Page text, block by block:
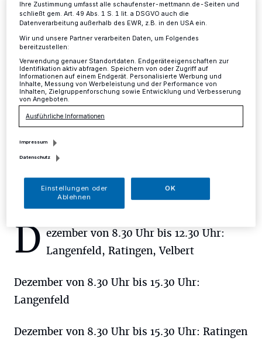
Feiertagen
Kreis·Die Probeentnahmestellen (PCR-Teststellen)
des Kreises haben an den Feiertagen wie folgt
geöffnet:
20.12.2022 , 08:30 Uhr Eine Minute Lesezeit
D ezember von 8.30 Uhr bis 12.30 Uhr:
Langenfeld, Ratingen, Velbert
Dezember von 8.30 Uhr bis 15.30 Uhr:
Langenfeld
Dezember von 8.30 Uhr bis 15.30 Uhr: Ratingen
Ihre Zustimmung umfasst alle schaufenster-mettmann.de-Seiten und
schließt gem. Art. 49 Abs. 1 S. 1 lit. a DSGVO auch die
Datenverarbeitung außerhalb des EWR, z.B. in den USA ein.
Wir und unsere Partner verarbeiten Daten, um Folgendes
bereitzustellen:
Verwendung genauer Standortdaten. Endgeräteeigenschaften zur
Identifikation aktiv abfragen. Speichern von oder Zugriff auf
Informationen auf einem Endgerät. Personalisierte Werbung und
Inhalte, Messung von Werbeleistung und der Performance von
Inhalten, Zielgruppenforschung sowie Entwicklung und Verbesserung
von Angeboten.
Ausführliche Informationen
Impressum
Datenschutz
Einstellungen oder
Ablehnen
OK